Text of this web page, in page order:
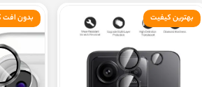
بهترین کیفیت بدون افت